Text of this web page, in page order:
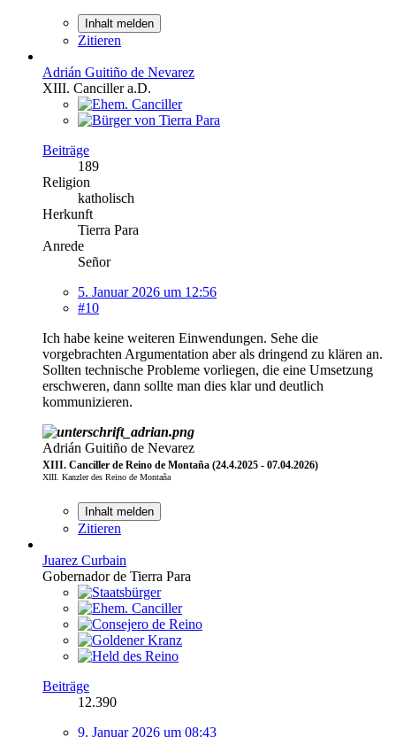
Inhalt melden
Zitieren
Adrián Guitiño de Nevarez
XIII. Canciller a.D.
Beiträge
189
Religion
katholisch
Herkunft
Tierra Para
Anrede
Señor
5. Januar 2026 um 12:56
#10
Ich habe keine weiteren Einwendungen. Sehe die
vorgebrachten Argumentation aber als dringend zu klären an.
Sollten technische Probleme vorliegen, die eine Umsetzung
erschweren, dann sollte man dies klar und deutlich
kommunizieren.
Adrián Guitiño de Nevarez
XIII. Canciller de Reino de Montaña (24.4.2025 - 07.04.2026)
XIII. Kanzler des Reino de Montaña
Inhalt melden
Zitieren
Juarez Curbain
Gobernador de Tierra Para
Beiträge
12.390
9. Januar 2026 um 08:43